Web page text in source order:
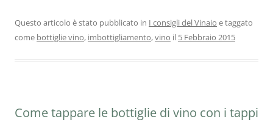
Questo articolo è stato pubblicato in I consigli del Vinaio e taggato
come bottiglie vino, imbottigliamento,vino il 5 Febbraio 2015
Come tappare le bottiglie di vino con i tappi